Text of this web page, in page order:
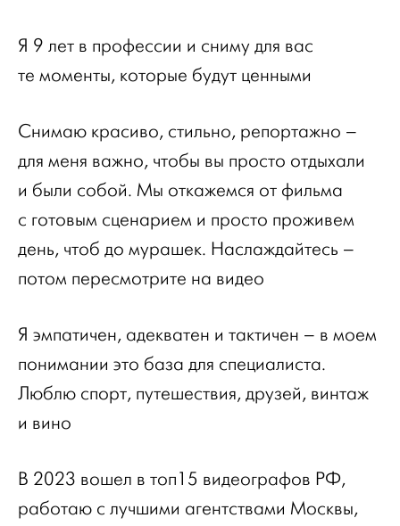
Я 9 лет в профессии и сниму для вас
те моменты, которые будут ценными
Снимаю красиво, стильно, репортажно –
для меня важно, чтобы вы просто отдыхали
и были собой. Мы откажемся от фильма
с готовым сценарием и просто проживем
день, чтоб до мурашек. Наслаждайтесь –
потом пересмотрите на видео
Я эмпатичен, адекватен и тактичен – в моем
понимании это база для специалиста.
Люблю спорт, путешествия, друзей, винтаж
и вино
В 2023 вошел в топ15 видеографов РФ,
работаю с лучшими агентствами Москвы,